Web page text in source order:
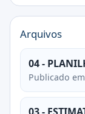
Arquivos
04 -
Publicado